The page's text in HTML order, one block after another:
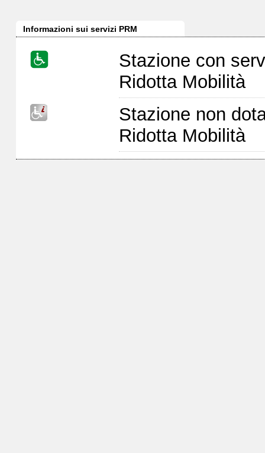
Informazioni sui servizi PRM
Stazione con
Ridotta Mobilità
Stazione non
Ridotta Mobilità